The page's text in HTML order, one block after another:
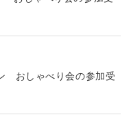
おしゃべり会の参加受